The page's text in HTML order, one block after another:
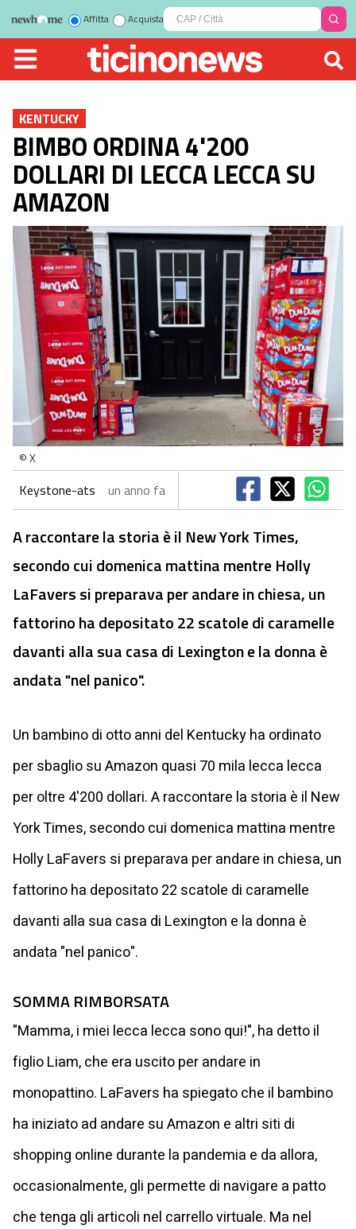
Affitta Acquista
KENTUCKY
BIMBO ORDINA 4'200
DOLLARI DI LECCA LECCA SU
AMAZON
© X
Keystone-ats un anno fa
A raccontare la storia è il New York Times,
secondo cui domenica mattina mentre Holly
LaFavers si preparava per andare in chiesa, un
fattorino ha depositato 22 scatole di caramelle
davanti alla sua casa di Lexington e la donna è
andata "nel panico".
Un bambino di otto anni del Kentucky ha ordinato
per sbaglio su Amazon quasi 70 mila lecca lecca
per oltre 4'200 dollari. A raccontare la storia è il New
York Times, secondo cui domenica mattina mentre
Holly LaFavers si preparava per andare in chiesa, un
fattorino ha depositato 22 scatole di caramelle
davanti alla sua casa di Lexington e la donna è
andata "nel panico".
SOMMA RIMBORSATA
"Mamma, i miei lecca lecca sono qui!", ha detto il
figlio Liam, che era uscito per andare in
monopattino. LaFavers ha spiegato che il bambino
ha iniziato ad andare su Amazon e altri siti di
shopping online durante la pandemia e da allora,
occasionalmente, gli permette di navigare a patto
che tenga gli articoli nel carrello virtuale. Ma nel